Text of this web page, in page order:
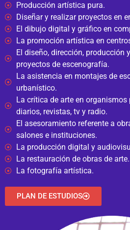
Producción artística pura.
Diseñar y realizar proyectos en
El dibujo digital y gráfico en
La promoción artística en
El diseño, dirección, producción
proyectos de escenografía.
La asistencia en montajes de
urbanístico.
La crítica de arte en
diarios, revistas, tv y radio.
El asesoramiento referente a
salones e instituciones.
La producción digital y
La restauración de obras de arte.
La fotografía artística.
PLAN DE ESTUDIOS